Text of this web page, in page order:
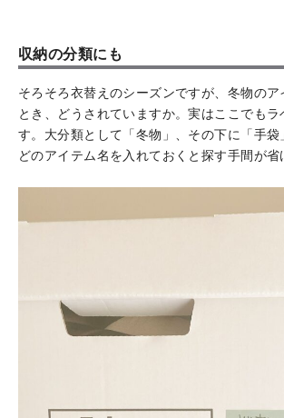
収納の分類にも
そろそろ衣替えのシーズンですが、冬物のア
とき、どうされていますか。実はここでも
す。大分類として「冬物」、その下に「手袋
どのアイテム名を入れておくと探す手間が省